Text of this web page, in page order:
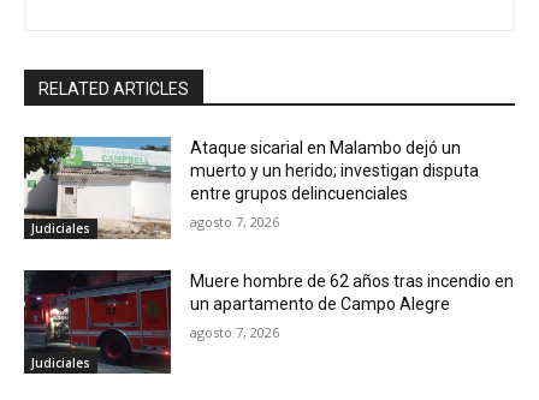
RELATED ARTICLES
Judiciales
Ataque sicarial en Malambo dejó un
muerto y un herido; investigan disputa
entre grupos delincuenciales
agosto 7, 2026
Judiciales
Muere hombre de 62 años tras incendio en
un apartamento de Campo Alegre
agosto 7, 2026